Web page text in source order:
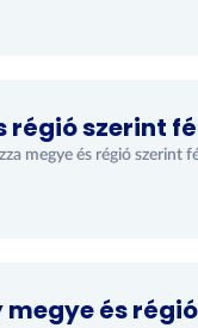
régió szerint
megye és régió szerint
és